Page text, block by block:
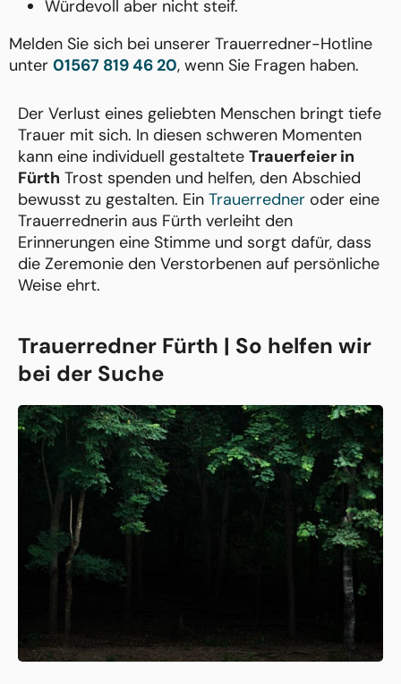
Würdevoll aber nicht steif.
Melden Sie sich bei unserer Trauerredner-Hotline
unter 01567 819 46 20, wenn Sie Fragen haben.
Der Verlust eines geliebten Menschen bringt tiefe
Trauer mit sich. In diesen schweren Momenten
kann eine individuell gestaltete Trauerfeier in
Fürth Trost spenden und helfen, den Abschied
bewusst zu gestalten. Ein Trauerredner oder eine
Trauerrednerin aus Fürth verleiht den
Erinnerungen eine Stimme und sorgt dafür, dass
die Zeremonie den Verstorbenen auf persönliche
Weise ehrt.
Trauerredner Fürth | So helfen wir
bei der Suche